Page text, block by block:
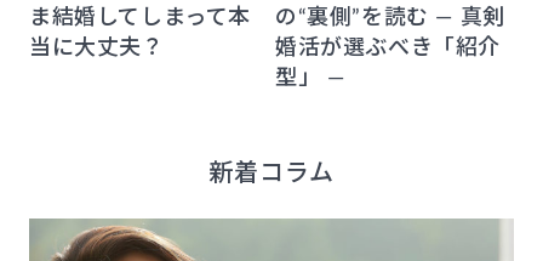
ま結婚してしまって本
当に大丈夫？
の“裏側”を読む ― 真剣
婚活が選ぶべき「紹介
型」 ―
新着コラム